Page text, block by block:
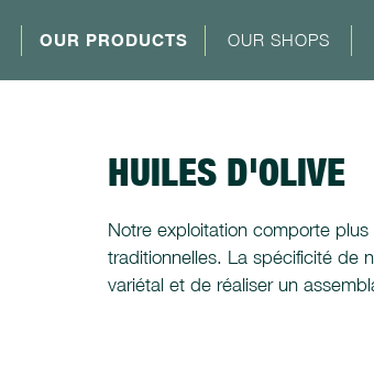
OUR PRODUCTS OUR SHOPS
HUILES D'OLIVE
Notre exploitation comporte
traditionnelles. La spécificité de
variétal et de réaliser un